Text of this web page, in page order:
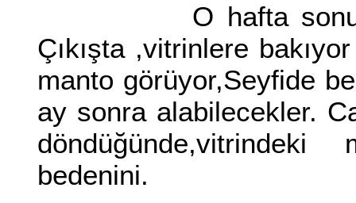
O hafta sonu
Çıkışta ,vitrinlere
manto görüyor,Seyfide
ay sonra alabilecekler.
döndüğünde,vitrindeki
bedenini.